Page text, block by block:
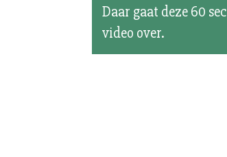
Daar gaat deze 60 sec
video over.